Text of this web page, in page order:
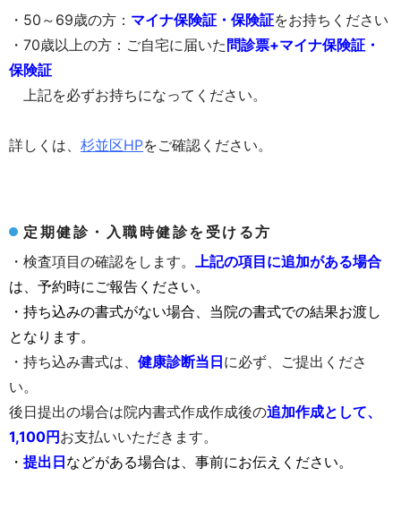
・50～69歳の方： マイナ保険証・保険証をお持ちください
・70歳以上の方：ご自宅に届いた問診票+マイナ保険証・
保険証
上記を必ずお持ちになってください。
詳しくは、 杉並区HPをご確認ください。
定期健診・入職時健診を受ける方
・検査項目の確認をします。
上記の項目に追加がある場合
は、予約時にご報告ください。
・持ち込みの書式がない場合、当院の書式での結果お渡し
となります。
・持ち込み書式は
健康診断当日に必ず、ご提出くださ
い。
後日提出の場合は院内書式作成作成後の追加作成として、
1,100円お支払いいただきます。
・ 提出日などがある場合は、事前にお伝えください。